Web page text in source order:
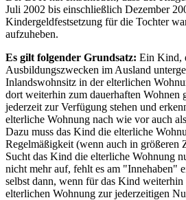
Juli 2002 bis einschließlich Dezember
Kindergeldfestsetzung für die Tochter
aufzuheben.
Es gilt folgender Grundsatz: Ein Kind,
Ausbildungszwecken im Ausland
Inlandswohnsitz in der elterlichen
dort weiterhin zum dauerhaften Wohnen
jederzeit zur Verfügung stehen und
elterliche Wohnung nach wie vor auch
Dazu muss das Kind die elterliche
Regelmäßigkeit (wenn auch in größeren
Sucht das Kind die elterliche Wohnung
nicht mehr auf, fehlt es am "Innehaben"
selbst dann, wenn für das Kind
elterlichen Wohnung zur jederzeitigen